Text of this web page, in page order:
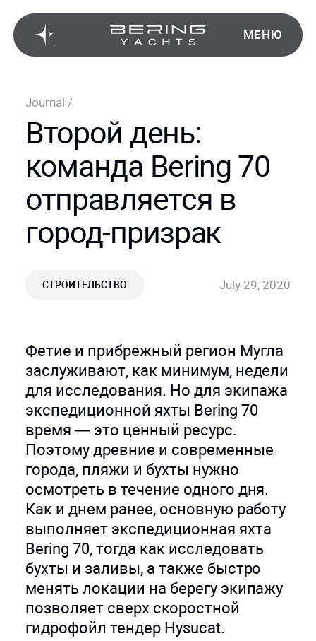
МЕНЮ
Journal /
Второй день:
команда Bering 70
отправляется в
город-призрак
СТРОИТЕЛЬСТВО July 29, 2020
Фетие и прибрежный регион Мугла
заслуживают, как минимум, недели
для исследования. Но для экипажа
экспедиционной яхты Bering 70
время — это ценный ресурс.
Поэтому древние и современные
города, пляжи и бухты нужно
осмотреть в течение одного дня.
Как и днем ранее, основную работу
выполняет экспедиционная яхта
Bering 70, тогда как исследовать
бухты и заливы, а также быстро
менять локации на берегу экипажу
позволяет сверх скоростной
гидрофойл тендер Hysucat.